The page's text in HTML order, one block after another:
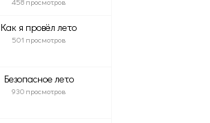
Как я провёл лето
501 просмотров
Безопасное лето
930 просмотров